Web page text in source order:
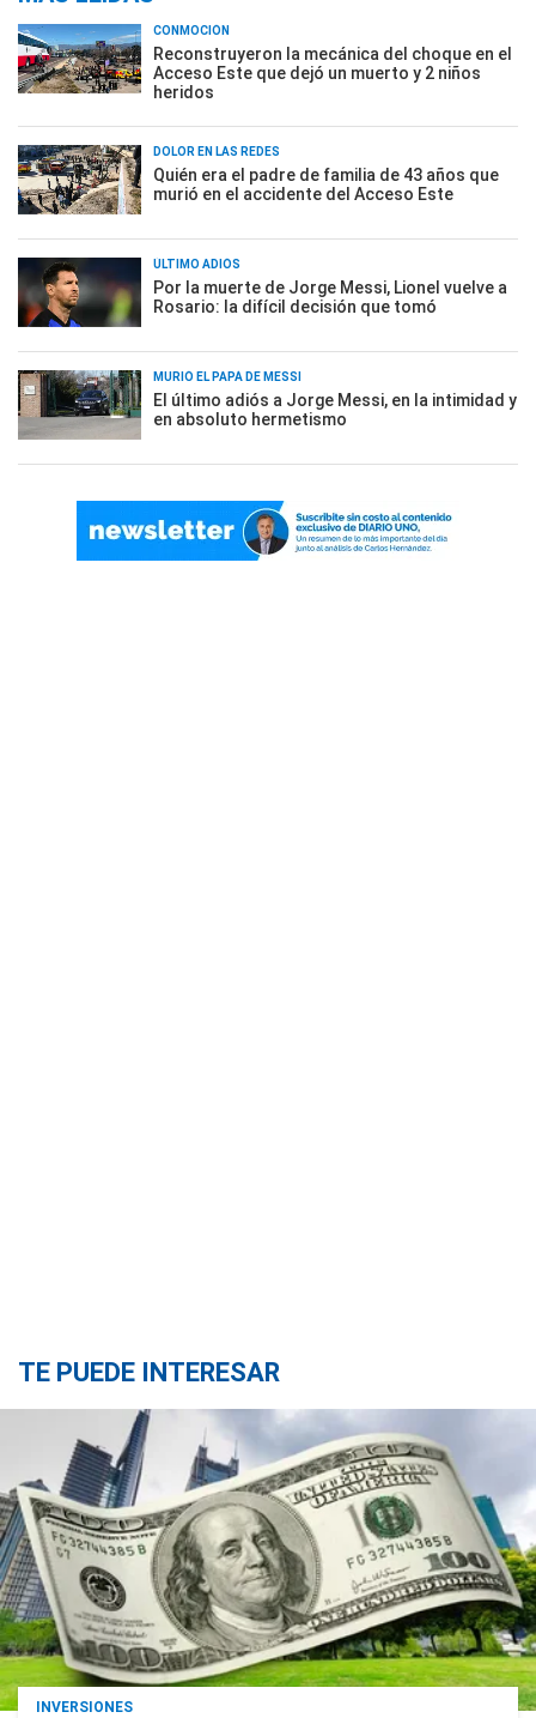
CONMOCIÓN
Reconstruyeron la mecánica del choque en el
Acceso Este que dejó un muerto y 2 niños
heridos
DOLOR EN LAS REDES
Quién era el padre de familia de 43 años que
murió en el accidente del Acceso Este
ÚLTIMO ADIÓS
Por la muerte de Jorge Messi, Lionel vuelve a
Rosario: la difícil decisión que tomó
MURIÓ EL PAPÁ DE MESSI
El último adiós a Jorge Messi, en la intimidad y
en absoluto hermetismo
TE PUEDE INTERESAR
INVERSIONES